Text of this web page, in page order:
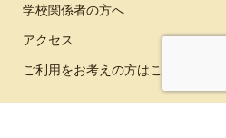
学校関係者の方へ
アクセス
ご利用をお考えの方はこちら